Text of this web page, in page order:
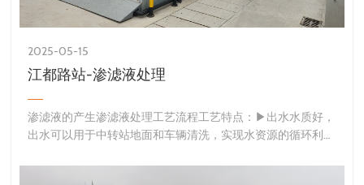
2025-05-15
江都路站-渗滤液处理
渗滤液的产生渗滤液处理工艺流程工艺特点：▶出水水质好，
出水可以用于中转站地面和车辆清洗，实现水资源的循环利